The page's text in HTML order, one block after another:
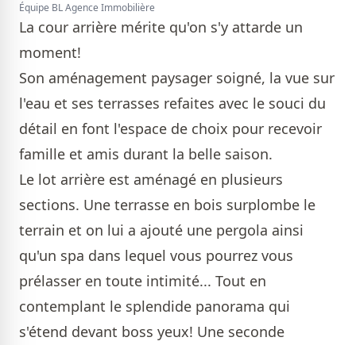
Équipe BL Agence Immobilière
La cour arrière mérite qu'on s'y attarde un
moment!
Son aménagement paysager soigné, la vue sur
l'eau et ses terrasses refaites avec le souci du
détail en font l'espace de choix pour recevoir
famille et amis durant la belle saison.
Le lot arrière est aménagé en plusieurs
sections. Une terrasse en bois surplombe le
terrain et on lui a ajouté une pergola ainsi
qu'un spa dans lequel vous pourrez vous
prélasser en toute intimité... Tout en
contemplant le splendide panorama qui
s'étend devant boss yeux! Une seconde